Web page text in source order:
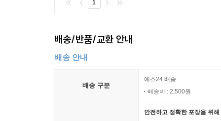
1
배송/반품/교환 안내
배송 안내
배송 구분
예스24 배송
배송비 : 2,500원
안전하고 정확한 포장을 위